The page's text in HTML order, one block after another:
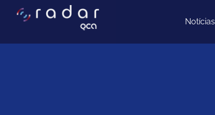
conteúdo
Notícias